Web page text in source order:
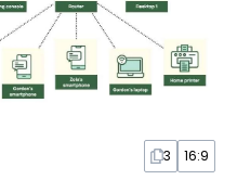
3 16:9